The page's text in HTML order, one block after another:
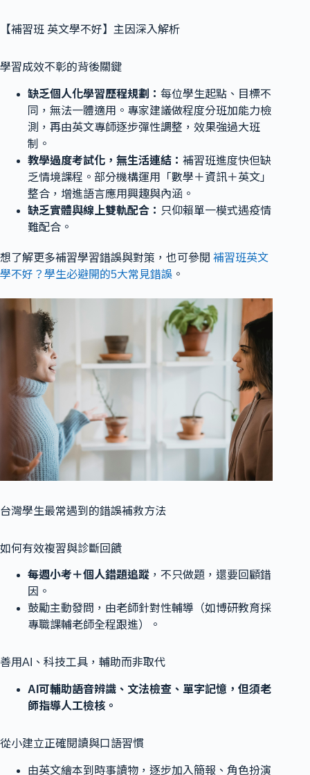
【補習班 英文學不好】主因深入解析
學習成效不彰的背後關鍵
缺乏個人化學習歷程規劃： 每位學生起點、目標不
同，無法一體適用。專家建議做程度分班加能力檢
測，再由英文專師逐步彈性調整，效果強過大班
制。
教學過度考試化，無生活連結： 補習班進度快但缺
乏情境課程。部分機構運用「數學＋資訊＋英文」
整合，增進語言應用興趣與內涵。
缺乏實體與線上雙軌配合： 只仰賴單一模式遇疫情
難配合。
想了解更多補習學習錯誤與對策，也可參閱 補習班英文
學不好？學生必避開的5大常見錯誤 。
台灣學生最常遇到的錯誤補救方法
如何有效複習與診斷回饋
每週小考＋個人錯題追蹤 ，不只做題，還要回顧錯
因。
鼓勵主動發問，由老師針對性輔導（如博研教育採
專職課輔老師全程跟進）。
善用AI、科技工具，輔助而非取代
AI可輔助語音辨識、文法檢查、單字記憶，但須老
師指導人工檢核。
從小建立正確閱讀與口語習慣
由英文繪本到時事讀物，逐步加入簡報、角色扮演